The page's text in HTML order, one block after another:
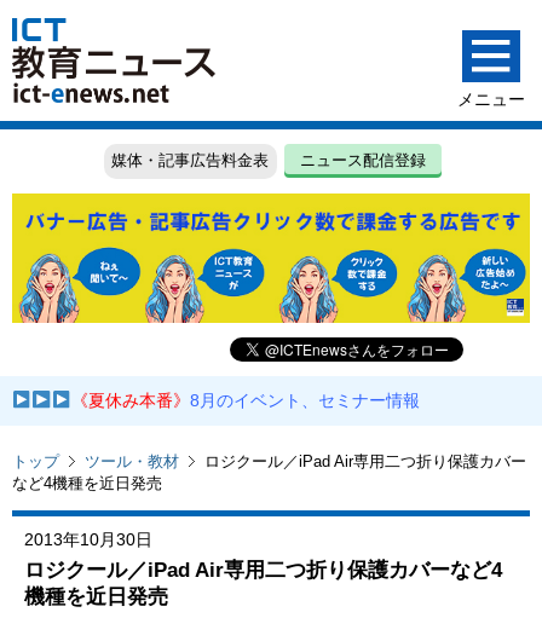
媒体・記事広告料金表 ニュース配信登録
《夏休み本番》8月のイベント、セミナー情報
トップ ツール・教材
ロジクール／iPad Air専用二つ折り保護カバー
など4機種を近日発売
2013年10月30日
ロジクール／iPad Air専用二つ折り保護カバーなど4
機種を近日発売